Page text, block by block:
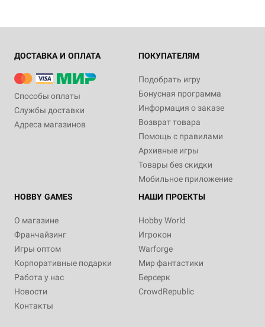
ДОСТАВКА И ОПЛАТА
Способы оплаты
Службы доставки
Адреса магазинов
ПОКУПАТЕЛЯМ
Подобрать игру
Бонусная программа
Информация о заказе
Возврат товара
Помощь с правилами
Архивные игры
Товары без скидки
Мобильное приложение
HOBBY GAMES
О магазине
Франчайзинг
Игры оптом
Корпоративные подарки
Работа у нас
Новости
Контакты
НАШИ ПРОЕКТЫ
Hobby World
Игрокон
Warforge
Мир фантастики
Берсерк
CrowdRepublic